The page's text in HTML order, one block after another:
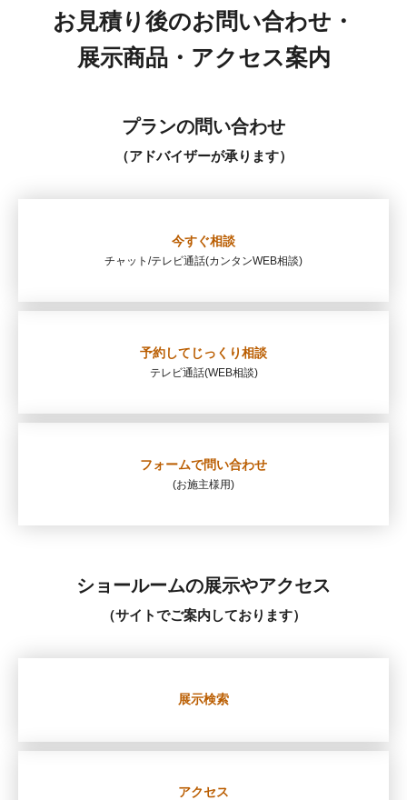
お見積り後のお問い合わせ・
展示商品・アクセス案内
プランの問い合わせ
（アドバイザーが承ります）
今すぐ相談
チャット/テレビ通話(カンタンWEB相談)
予約してじっくり相談
テレビ通話(WEB相談)
フォームで問い合わせ
(お施主様用)
ショールームの展示やアクセス
（サイトでご案内しております）
展示検索
アクセス